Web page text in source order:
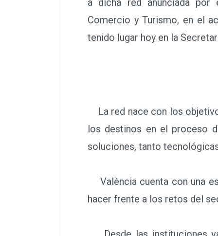
Comercio y Turismo, en el
tenido lugar hoy en la
La red nace con los
colaboración y la acción
digital, analizar los retos y
València cuenta con una